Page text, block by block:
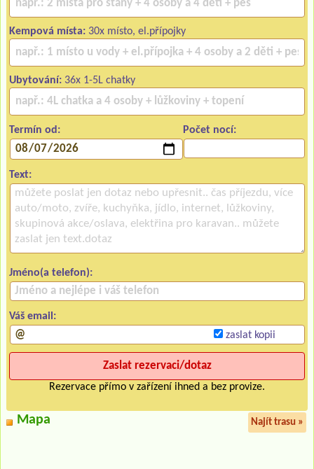
Kempová místa: 30x místo, el.přípojky
Ubytování: 36x 1-5L chatky
Termín od: Počet nocí:
Text:
Jméno(a telefon):
Váš email:
zaslat kopii
Rezervace přímo v zařízení ihned a bez provize.
Mapa Najít trasu »